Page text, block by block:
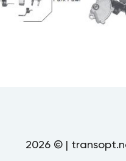
2026 © |